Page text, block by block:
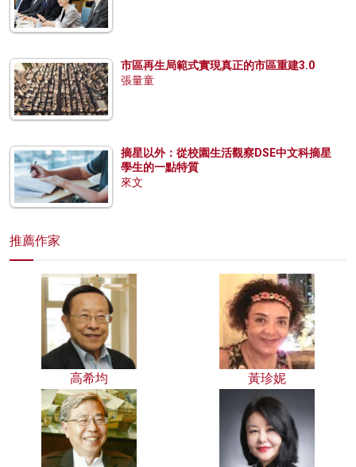
市區再生局範式實現真正的市區重建3.0
張量童
摘星以外：從校園生活觀察DSE中文科摘星
學生的一點特質
來文
推薦作家
高希均 黃珍妮